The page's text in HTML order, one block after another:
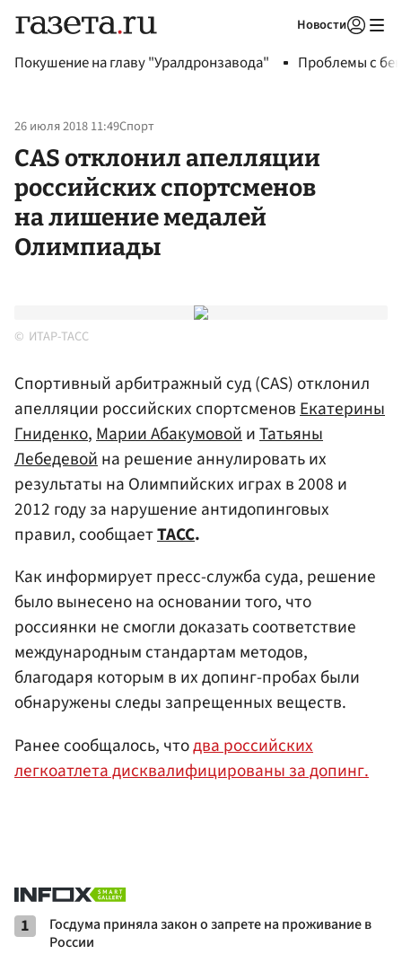
Новости
Покушение на главу "Уралдронзавода" Проблемы с
26 июля 2018 11:49Спорт
CAS отклонил апелляции
российских спортсменов
на лишение медалей
Олимпиады
ИТАР-ТАСС
Спортивный арбитражный суд (CAS) отклонил
апелляции российских спортсменовЕкатерины
Гниденко,Марии АбакумовойиТатьяны
Лебедевойна решение аннулировать их
результаты на Олимпийских играх в 2008 и
2012 году за нарушение антидопинговых
правил, сообщаетТАСС.
Как информирует пресс-служба суда, решение
было вынесено на основании того, что
россиянки не смогли доказать соответствие
международным стандартам методов,
благодаря которым в их допинг-пробах были
обнаружены следы запрещенных веществ.
Ранее сообщалось, чтодва российских
легкоатлета дисквалифицированы за допинг.
1
Госдума приняла закон о запрете на проживание в
России